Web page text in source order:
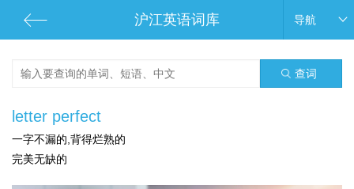
沪江英语词库 导航
查词
letter perfect
一字不漏的,背得烂熟的
完美无缺的